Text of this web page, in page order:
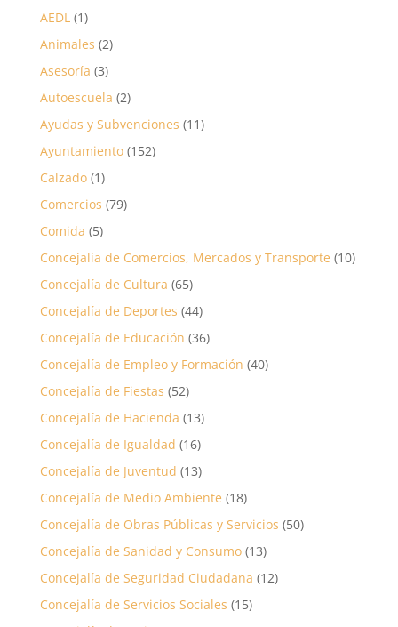
AEDL(1)
Animales (2)
Asesoría (3)
Autoescuela (2)
Ayudas y Subvenciones (11)
Ayuntamiento(152)
Calzado(1)
Comercios (79)
Comida (5)
Concejalía de Comercios, Mercados y Transporte (10)
Concejalía de Cultura (65)
Concejalía de Deportes (44)
Concejalía de Educación (36)
Concejalía de Empleo y Formación (40)
Concejalía de Fiestas (52)
Concejalía de Hacienda (13)
Concejalía de Igualdad (16)
Concejalía de Juventud (13)
Concejalía de Medio Ambiente (18)
Concejalía de Obras Públicas y Servicios (50)
Concejalía de Sanidad y Consumo(13)
Concejalía de Seguridad Ciudadana (12)
Concejalía de Servicios Sociales (15)